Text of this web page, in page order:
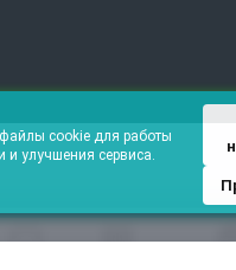
cookie для работы
и улучшения сервиса.